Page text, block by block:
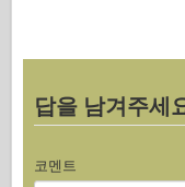
답을 남겨주세
코멘트